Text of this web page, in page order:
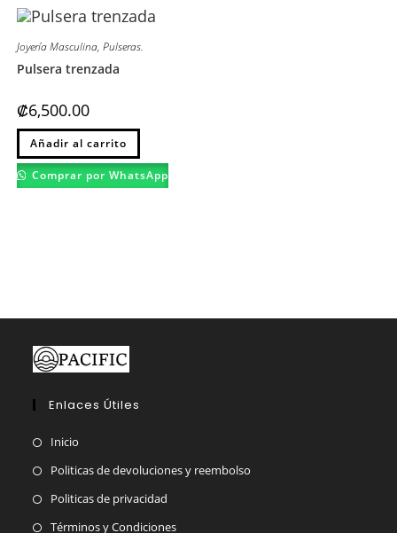
opciones
se
elegir
Joyería Masculina, Pulseras.
Pulsera trenzada
₡6,500.00
Añadir al carrito
Este
tiene
múltiples
variantes.
Comprar por WhatsApp
Enlaces Útiles
Inicio
Politicas de devoluciones y reembolso
Politicas de privacidad
Términos y Condiciones